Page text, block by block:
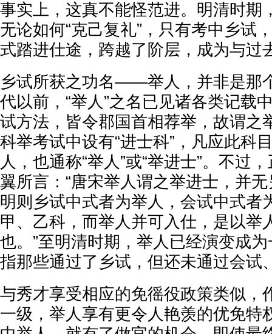
事实上，这真不能怪范进。明清时期
无论如何“克己复礼”，只有考中乡试
式踏进仕途，跨越了阶层，成为与过
乡试所获之功名——举人，并非是那
代以前，“举人”之名已见诸各类记载
试方法，皆令郡国首相荐举，故谓之
科举考试中设有“进士科”，凡应此科
人，也通称“举人”或“举进士”。不过
翼所言：“唐宋举人谓之举进士，并
明则乡试中式者为举人，会试中式者
甲、乙科，而举人并可入仕，是以举
也。”至明清时期，举人已经演变成
指那些通过了乡试，但还未通过会试
与秀才享受相应的免徭役政策类似，
一级，举人享有更令人艳羡的优免特